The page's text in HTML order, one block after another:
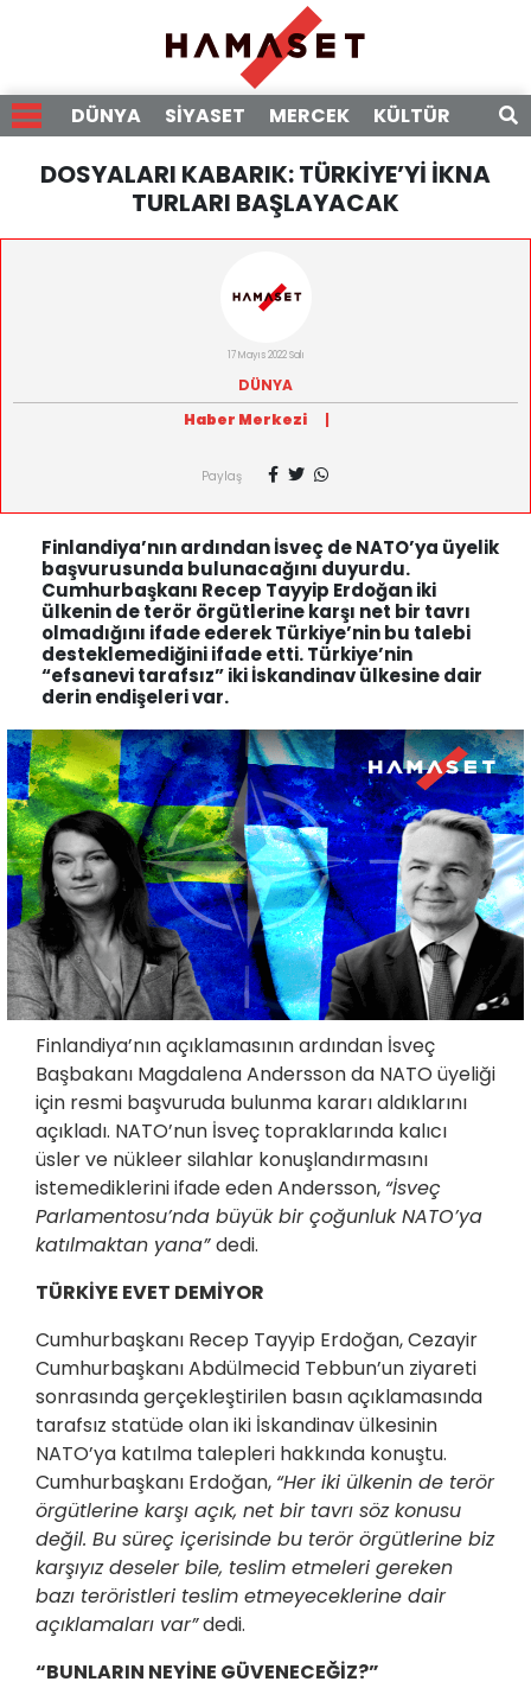
DÜNYA SİYASET MERCEK KÜLTÜR
DOSYALARI KABARIK: TÜRKİYE’Yİ İKNA
TURLARI BAŞLAYACAK
17 Mayıs 2022 Salı
DÜNYA
Haber Merkezi
|
Paylaş
Finlandiya’nın ardından İsveç de NATO’ya üyelik
başvurusunda bulunacağını duyurdu.
Cumhurbaşkanı Recep Tayyip Erdoğan iki
ülkenin de terör örgütlerine karşı net bir tavrı
olmadığını ifade ederek Türkiye’nin bu talebi
desteklemediğini ifade etti. Türkiye’nin
“efsanevi tarafsız” iki İskandinav ülkesine dair
derin endişeleri var.
Finlandiya’nın açıklamasının ardından İsveç
Başbakanı Magdalena Andersson da NATO üyeliği
için resmi başvuruda bulunma kararı aldıklarını
açıkladı. NATO’nun İsveç topraklarında kalıcı
üsler ve nükleer silahlar konuşlandırmasını
istemediklerini ifade eden Andersson, “İsveç
Parlamentosu’nda büyük bir çoğunluk NATO’ya
katılmaktan yana”dedi.
TÜRKİYE EVET DEMİYOR
Cumhurbaşkanı Recep Tayyip Erdoğan, Cezayir
Cumhurbaşkanı Abdülmecid Tebbun’un ziyareti
sonrasında gerçekleştirilen basın açıklamasında
tarafsız statüde olan iki İskandinav ülkesinin
NATO’ya katılma talepleri hakkında konuştu.
Cumhurbaşkanı Erdoğan, “Her iki ülkenin de terör
örgütlerine karşı açık, net bir tavrı söz konusu
değil. Bu süreç içerisinde bu terör örgütlerine biz
karşıyız deseler bile, teslim etmeleri gereken
bazı teröristleri teslim etmeyeceklerine dair
açıklamaları var”dedi.
“BUNLARIN NEYİNE GÜVENECEĞİZ?”